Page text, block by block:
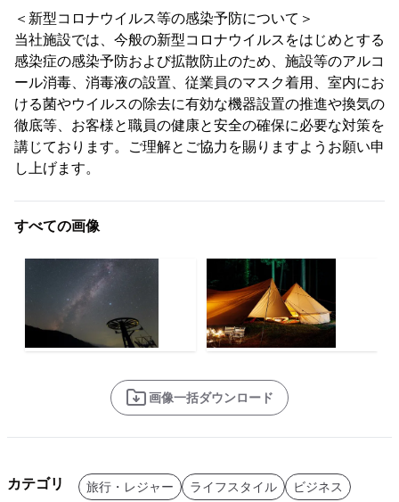
＜新型コロナウイルス等の感染予防について＞
当社施設では、今般の新型コロナウイルスをはじめとする
感染症の感染予防および拡散防止のため、施設等のアルコ
ール消毒、消毒液の設置、従業員のマスク着用、室内にお
ける菌やウイルスの除去に有効な機器設置の推進や換気の
徹底等、お客様と職員の健康と安全の確保に必要な対策を
講じております。ご理解とご協力を賜りますようお願い申
し上げます。
すべての画像
画像一括ダウンロード
カテゴリ 旅行・レジャー ライフスタイル ビジネス